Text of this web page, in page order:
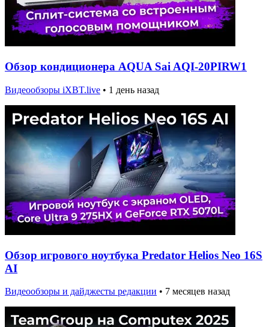
Обзор кондиционера AQUA Sai AQI-20PIRW1
Видеообзоры iXBT.live • 1 день назад
Обзор игрового ноутбука Predator Helios Neo 16S
AI
Видеообзоры и дайджесты редакции • 7 месяцев назад